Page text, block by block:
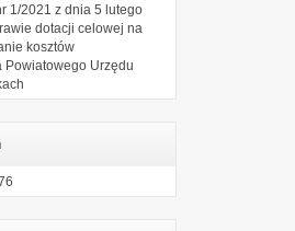
1/2021 z dnia 5 lutego
dotacji celowej na
kosztów
Powiatowego Urzędu